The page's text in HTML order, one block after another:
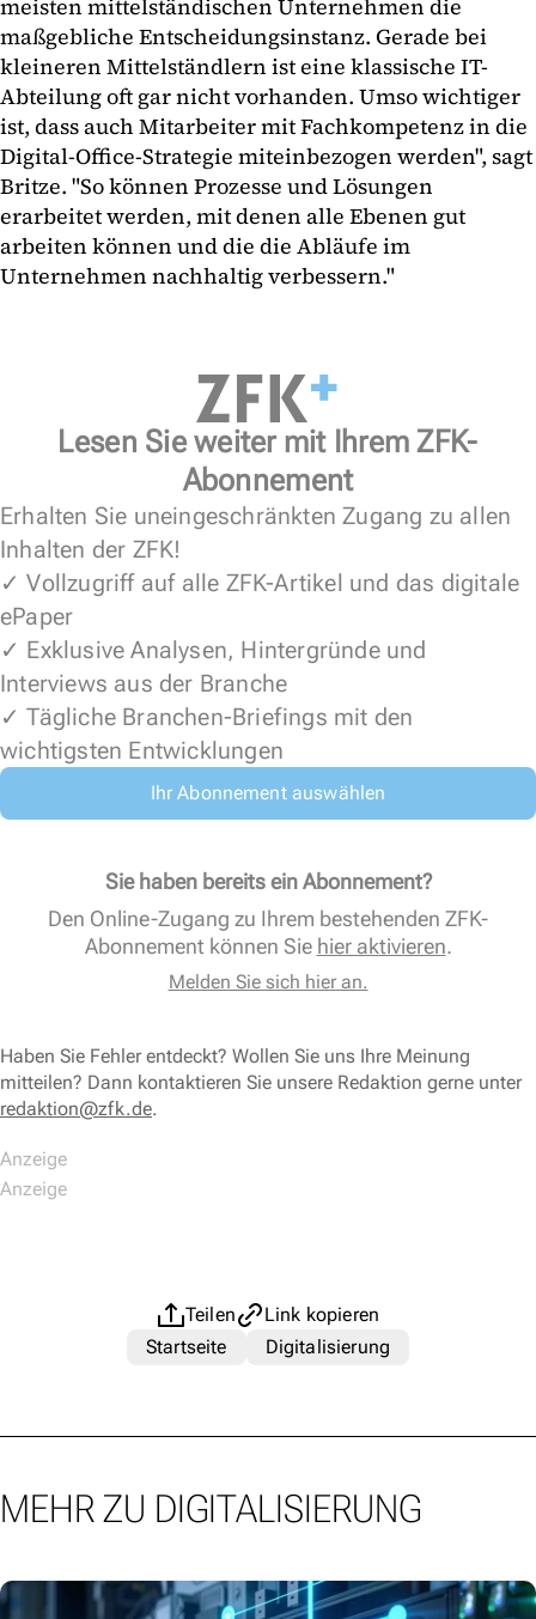
meisten mittelständischen Unternehmen die
maßgebliche Entscheidungsinstanz. Gerade bei
kleineren Mittelständlern ist eine klassische IT-
Abteilung oft gar nicht vorhanden. Umso wichtiger
ist, dass auch Mitarbeiter mit Fachkompetenz in die
Digital-Office-Strategie miteinbezogen werden", sagt
Britze. "So können Prozesse und Lösungen
erarbeitet werden, mit denen alle Ebenen gut
arbeiten können und die die Abläufe im
Unternehmen nachhaltig verbessern."
Lesen Sie weiter mit Ihrem ZFK-
Abonnement
Erhalten Sie uneingeschränkten Zugang zu allen
Inhalten der ZFK!
✓ Vollzugriff auf alle ZFK-Artikel und das digitale
ePaper
✓ Exklusive Analysen, Hintergründe und
Interviews aus der Branche
✓ Tägliche Branchen-Briefings mit den
wichtigsten Entwicklungen
Ihr Abonnement auswählen
Sie haben bereits ein Abonnement?
Den Online-Zugang zu Ihrem bestehenden ZFK-
Abonnement können Sie hier aktivieren.
Melden Sie sich hier an.
Haben Sie Fehler entdeckt? Wollen Sie uns Ihre Meinung
mitteilen? Dann kontaktieren Sie unsere Redaktion gerne unter
redaktion@zfk.de.
Teilen
Link kopieren
Startseite
Digitalisierung
MEHR ZU DIGITALISIERUNG